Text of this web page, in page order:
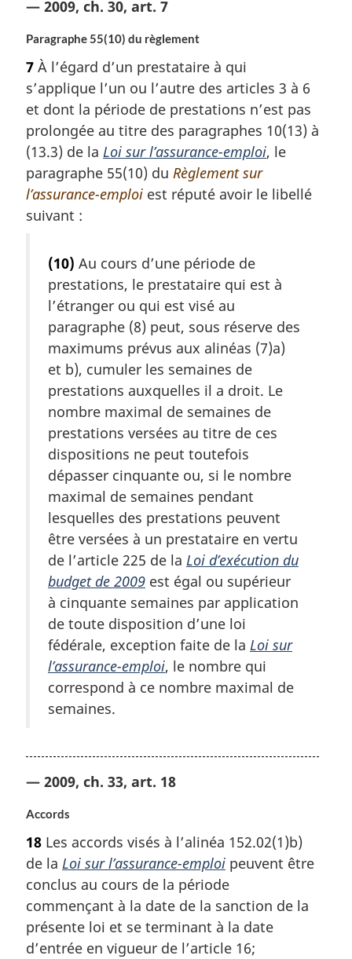
— 2009, ch. 30, art. 7
Paragraphe 55(10) du règlement
7 À l’égard d’un prestataire à qui
s’applique l’un ou l’autre des articles 3 à 6
et dont la période de prestations n’est pas
prolongée au titre des paragraphes 10(13) à
(13.3) de la Loi sur l’assurance-emploi, le
paragraphe 55(10) du Règlement sur
l’assurance-emploi est réputé avoir le libellé
suivant :
(10) Au cours d’une période de
prestations, le prestataire qui est à
l’étranger ou qui est visé au
paragraphe (8) peut, sous réserve des
maximums prévus aux alinéas (7)a)
et b), cumuler les semaines de
prestations auxquelles il a droit. Le
nombre maximal de semaines de
prestations versées au titre de ces
dispositions ne peut toutefois
dépasser cinquante ou, si le nombre
maximal de semaines pendant
lesquelles des prestations peuvent
être versées à un prestataire en vertu
de l’article 225 de la Loi d’exécution du
budget de 2009 est égal ou supérieur
à cinquante semaines par application
de toute disposition d’une loi
fédérale, exception faite de la Loi sur
l’assurance-emploi, le nombre qui
correspond à ce nombre maximal de
semaines.
— 2009, ch. 33, art. 18
Accords
18 Les accords visés à l’alinéa 152.02(1)b)
de la Loi sur l’assurance-emploi peuvent être
conclus au cours de la période
commençant à la date de la sanction de la
présente loi et se terminant à la date
d’entrée en vigueur de l’article 16;